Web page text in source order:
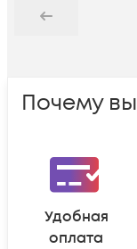
Назад
Почему
Удобная
оплата